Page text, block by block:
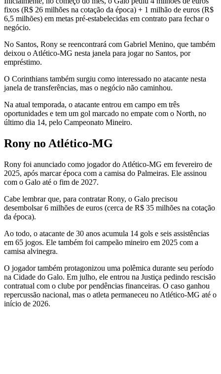
fixos (R$ 26 milhões na cotação da época) + 1 milhão de euros (R$
6,5 milhões) em metas pré-estabelecidas em contrato para fechar o
negócio.
No Santos, Rony se reencontrará com Gabriel Menino, que também
deixou o Atlético-MG nesta janela para jogar no Santos, por
empréstimo.
O Corinthians também surgiu como interessado no atacante nesta
janela de transferências, mas o negócio não caminhou.
Na atual temporada, o atacante entrou em campo em três
oportunidades e tem um gol marcado no empate com o North, no
último dia 14, pelo Campeonato Mineiro.
Rony no Atlético-MG
Rony foi anunciado como jogador do Atlético-MG em fevereiro de
2025, após marcar época com a camisa do Palmeiras. Ele assinou
com o Galo até o fim de 2027.
Cabe lembrar que, para contratar Rony, o Galo precisou
desembolsar 6 milhões de euros (cerca de R$ 35 milhões na cotação
da época).
Ao todo, o atacante de 30 anos acumula 14 gols e seis assistências
em 65 jogos. Ele também foi campeão mineiro em 2025 com a
camisa alvinegra.
O jogador também protagonizou uma polêmica durante seu período
na Cidade do Galo. Em julho, ele entrou na Justiça pedindo rescisão
contratual com o clube por pendências financeiras. O caso ganhou
repercussão nacional, mas o atleta permaneceu no Atlético-MG até o
início de 2026.